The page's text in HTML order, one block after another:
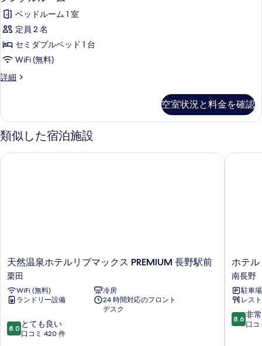
真
を
表
示
す
細
ン
グ
ル
ル
ム
す
べ
て
の
る
ベッドルーム 1 室
定員 2 名
セミダブルベッド 1 台
WiFi (無料)
詳細
シ
ル
ー
ム
詳
空室状況と料金を確認
類似した宿泊施設
天
然
温
泉
ホ
ル
リ
天然温泉ホテルリブマックス PREMIUM 長野駅前
栗田
WiFi (無料)
冷房
ランドリー設備
24 時間対応のフロント
デスク
10
段
8.0 とても良い
口コミ 420 件
天然温泉ホテルリブマックス PREMIUM 長野駅前
ホ
テ
ル
JAL
シ
テ
ィ
ホテ
南長野
駐車
レス
10
段
8.6 非
口コ
ホテル